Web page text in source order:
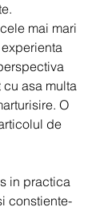
mai mari
cu asa multa
O
de
in practica
constiente-